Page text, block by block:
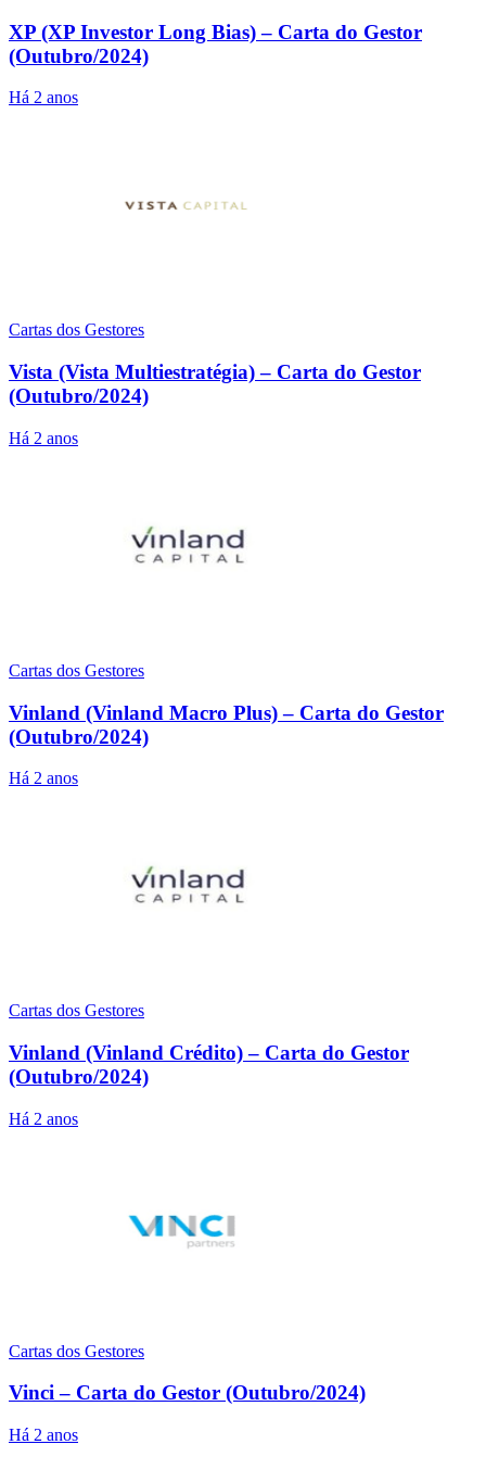
XP (XP Investor Long Bias) – Carta do Gestor
(Outubro/2024)
Há 2 anos
Cartas dos Gestores
Vista (Vista Multiestratégia) – Carta do Gestor
(Outubro/2024)
Há 2 anos
Cartas dos Gestores
Vinland (Vinland Macro Plus) – Carta do Gestor
(Outubro/2024)
Há 2 anos
Cartas dos Gestores
Vinland (Vinland Crédito) – Carta do Gestor
(Outubro/2024)
Há 2 anos
Cartas dos Gestores
Vinci – Carta do Gestor (Outubro/2024)
Há 2 anos